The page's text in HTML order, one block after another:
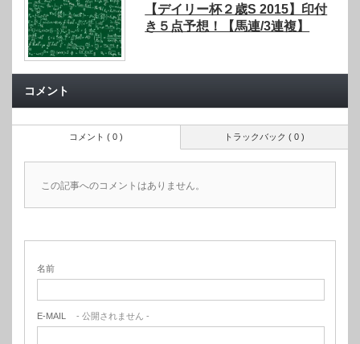
【デイリー杯２歳S 2015】印付
き５点予想！【馬連/3連複】
コメント
トラックバック ( 0 )
コメント ( 0 )
この記事へのコメントはありません。
名前
E-MAIL - 公開されません -